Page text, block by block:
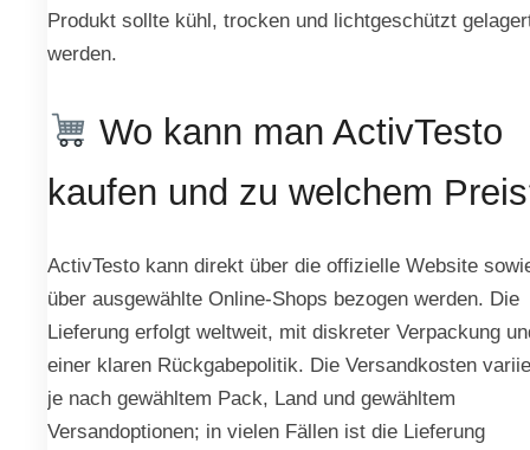
Produkt sollte kühl, trocken und lichtgeschützt
werden.
Wo kann man ActivTesto
kaufen und zu welchem
ActivTesto kann direkt über die offizielle Website
über ausgewählte Online-Shops bezogen werden. Die
Lieferung erfolgt weltweit, mit diskreter Verpackung
einer klaren Rückgabepolitik. Die Versandkosten
je nach gewähltem Pack, Land und gewähltem
Versandoptionen; in vielen Fällen ist die Lieferung